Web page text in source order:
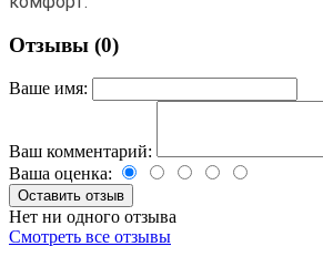
Отзывы (0)
Ваше имя:
Ваш комментарий:
Ваша оценка:
Нет ни одного отзыва
Смотреть все отзывы